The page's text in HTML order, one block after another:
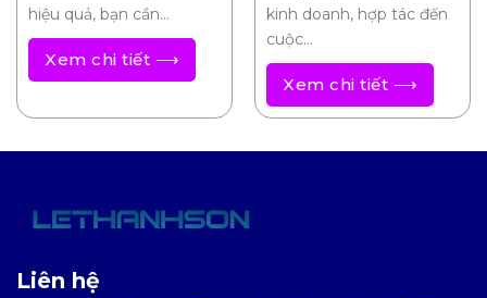
hiệu quả, bạn cần…
Xem chi tiết ⟶
kinh doanh, hợp tác đến
cuộc…
Xem chi tiết ⟶
Liên hệ